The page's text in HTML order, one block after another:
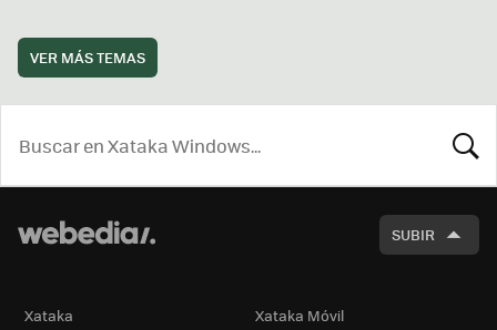
VER MÁS TEMAS
SUBIR
Xataka Xataka Móvil